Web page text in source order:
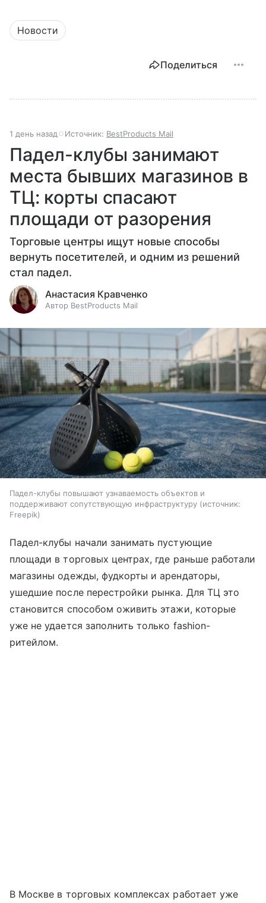
Новости
Поделиться
1 день назад Источник: BestProducts Mail
Падел-клубы занимают
места бывших магазинов в
ТЦ: корты спасают
площади от разорения
Торговые центры ищут новые способы
вернуть посетителей, и одним из решений
стал падел.
Анастасия Кравченко
Автор BestProducts Mail
Падел-клубы повышают узнаваемость объектов и
поддерживают сопутствующую инфраструктуру
источник:
Freepik
Падел-клубы начали занимать пустующие
площади в торговых центрах, где раньше работали
магазины одежды, фудкорты и арендаторы,
ушедшие после перестройки рынка. Для ТЦ это
становится способом оживить этажи, которые
уже не удается заполнить только fashion-
ритейлом.
В Москве в торговых комплексах работает уже